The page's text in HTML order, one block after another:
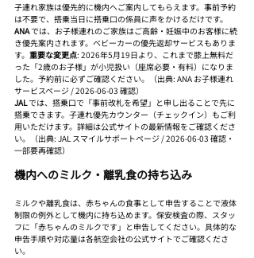
子連れ家族は優先的に機内へご案内してもらえます。事前予約
は不要で、搭乗当日に搭乗口の係員に声をかけるだけです。
ANA では、お子様連れのご家族はご高齢・妊娠中のお客様に続
き優先案内されます。ベビーカーの優先返却サービスもありま
す。 重要な変更点: 2026年5月19日より、これまで膝上無料だ
った「2歳のお子様」が小児扱い（座席必要・有料）になりま
した。予約前に必ずご確認ください。（出典: ANA お子様連れ
サービスページ / 2026-06-03 確認）
JAL では、搭乗口で「事前改札を希望」と申し出ることで先に
搭乗できます。子連れ優先カウンター（チェックイン）もご利
用いただけます。詳細は公式サイトの最新情報をご確認くださ
い。（出典: JAL スマイルサポートページ / 2026-06-03 確認・
一部要再確認）
機内へのミルク・離乳食の持ち込み
ミルクや離乳食は、赤ちゃんの食事として申告することで液体
制限の例外として機内に持ち込めます。保安検査の際、スタッ
フに「赤ちゃんのミルクです」と申告してください。具体的な
申告手順や対応量は各航空会社の公式サイトでご確認くださ
い。